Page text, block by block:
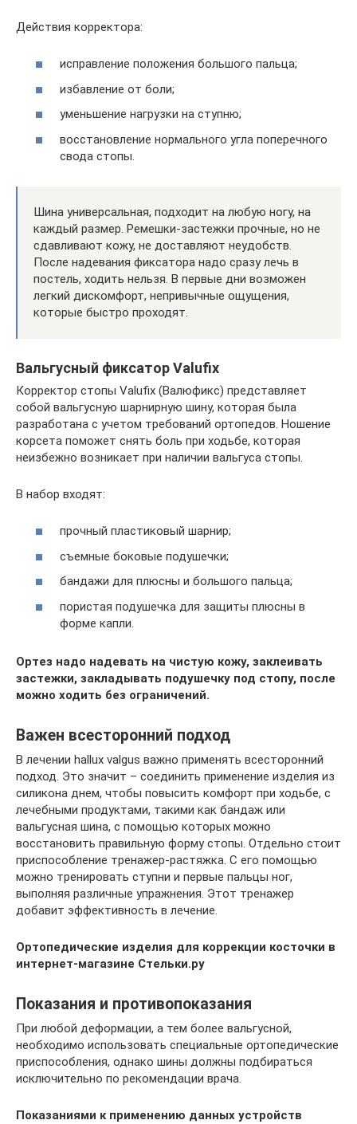
Действия корректора:
исправление положения большого пальца;
избавление от боли;
уменьшение нагрузки на ступню;
восстановление нормального угла поперечного
свода стопы.
Шина универсальная, подходит на любую ногу, на
каждый размер. Ремешки-застежки прочные, но не
сдавливают кожу, не доставляют неудобств.
После надевания фиксатора надо сразу лечь в
постель, ходить нельзя. В первые дни возможен
легкий дискомфорт, непривычные ощущения,
которые быстро проходят.
Вальгусный фиксатор Valufix
Корректор стопы Valufix (Валюфикс) представляет
собой вальгусную шарнирную шину, которая была
разработана с учетом требований ортопедов. Ношение
корсета поможет снять боль при ходьбе, которая
неизбежно возникает при наличии вальгуса стопы.
В набор входят:
прочный пластиковый шарнир;
съемные боковые подушечки;
бандажи для плюсны и большого пальца;
пористая подушечка для защиты плюсны в
форме капли.
Ортез надо надевать на чистую кожу, заклеивать
застежки, закладывать подушечку под стопу, после
можно ходить без ограничений.
Важен всесторонний подход
В лечении hallux valgus важно применять всесторонний
подход. Это значит – соединить применение изделия из
силикона днем, чтобы повысить комфорт при ходьбе, с
лечебными продуктами, такими как бандаж или
вальгусная шина, с помощью которых можно
восстановить правильную форму стопы. Отдельно стоит
приспособление тренажер-растяжка. С его помощью
можно тренировать ступни и первые пальцы ног,
выполняя различные упражнения. Этот тренажер
добавит эффективность в лечение.
Ортопедические изделия для коррекции косточки в
интернет-магазине Стельки.ру
Показания и противопоказания
При любой деформации, а тем более вальгусной,
необходимо использовать специальные ортопедические
приспособления, однако шины должны подбираться
исключительно по рекомендации врача.
Показаниями к применению данных устройств